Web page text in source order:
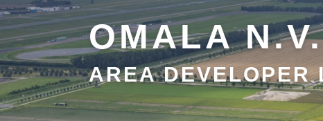
OMALA N.V.
AREA DEVELOPER